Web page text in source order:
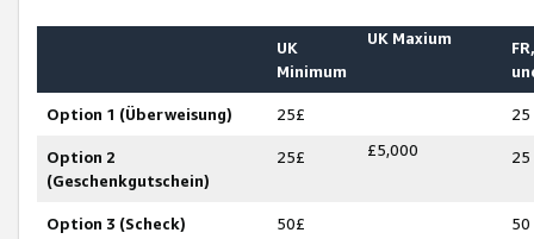
UK
Minimum
UK Maxium
Option 1 (Überweisung) 25£ 25
Option 2
(Geschenkgutschein)
25£ £5,000 25
Option 3 (Scheck) 50£ 50